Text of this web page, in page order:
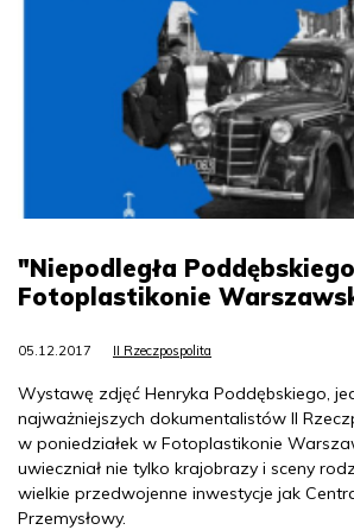
"Niepodległa
Fotoplastikonie
05.12.2017 II Rzeczpospolita
Wystawę zdjęć Henryka Poddębskiego,
najważniejszych dokumentalistów II
w poniedziałek w Fotoplastikonie
uwieczniał nie tylko krajobrazy i sceny
wielkie przedwojenne inwestycje jak
Przemysłowy.